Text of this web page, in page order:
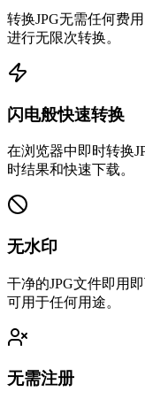
转换JPG无需任何费
进行无限次转换。
闪电般快速转换
在浏览器中即时转换
时结果和快速下载。
无水印
干净的JPG文件即用
可用于任何用途。
无需注册